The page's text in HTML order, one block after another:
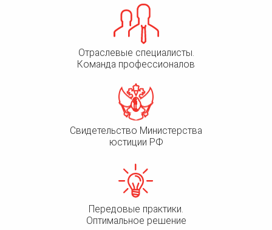
Отраслевые специалисты.
Команда профессионалов
Свидетельство Министерства
юстиции РФ
Передовые практики.
Оптимальное решение